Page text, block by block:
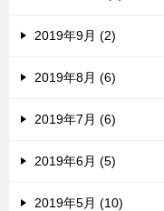
2019年9月 (2)
2019年8月 (6)
2019年7月 (6)
2019年6月 (5)
2019年5月 (10)